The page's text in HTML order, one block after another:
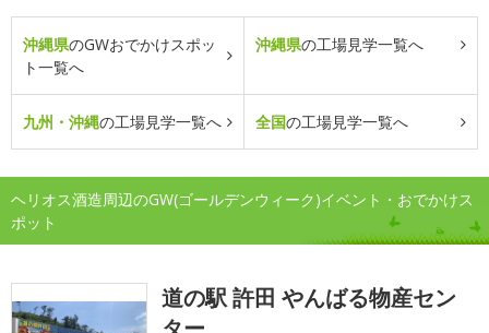
沖縄県のGWおでかけスポッ
ト一覧へ
沖縄県の工場見学一覧へ
九州・沖縄の工場見学一覧へ 全国の工場見学一覧へ
ヘリオス酒造周辺のGW(ゴールデンウィーク)イベント・おでかけス
ポット
道の駅 許田 やんばる物産セン